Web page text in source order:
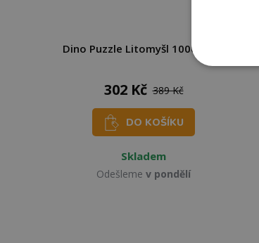
Dino Puzzle Litomyšl 1000 dílků
302 Kč 389 Kč
DO KOŠÍKU
Skladem
Odešleme v pondělí